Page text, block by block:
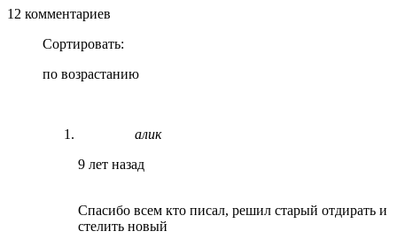
12 комментариев
Сортировать:
по возрастанию
алик
9 лет назад
Спасибо всем кто писал, решил старый отдирать и
стелить новый